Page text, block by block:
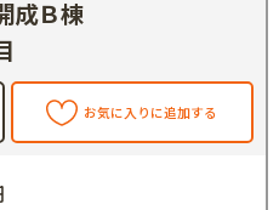
成Ｂ棟
お気に入りに追加する